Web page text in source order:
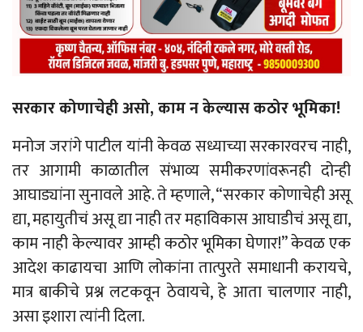
सरकार कोणाचेही असो, काम न केल्यास कठोर भूमिका!
मनोज जरांगे पाटील यांनी केवळ सध्याच्या सरकारवरच नाही,
तर आगामी काळातील संभाव्य समीकरणांवरूनही दोन्ही
आघाड्यांना सुनावले आहे. ते म्हणाले, “सरकार कोणाचेही असू
द्या, महायुतीचं असू द्या नाही तर महाविकास आघाडीचं असू द्या,
काम नाही केल्यावर आम्ही कठोर भूमिका घेणार!” केवळ एक
आदेश काढायचा आणि लोकांना तात्पुरते समाधानी करायचे,
मात्र बाकीचे प्रश्न लटकवून ठेवायचे, हे आता चालणार नाही,
असा इशारा त्यांनी दिला.